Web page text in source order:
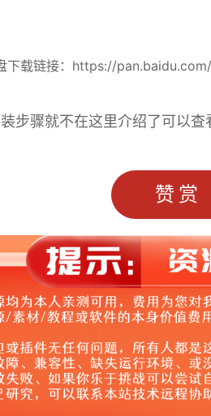
下载链接：https://
步骤就不在这里介绍了可以
赞赏